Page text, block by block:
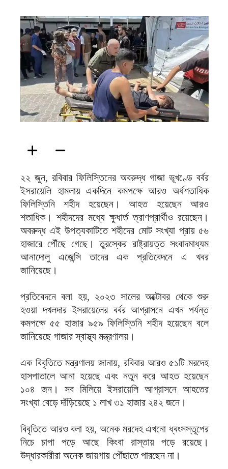
২২ জুন, রবিবার ফিলিস্তিনের অবরুদ্ধ গাজা ভূখণ্ডে বর্বর
ইসরায়েলি হামলায় একদিনে কমপক্ষে আরও অর্ধশতাধিক
ফিলিস্তিনি শহীদ হয়েছেন। আহত হয়েছেন আরও
শতাধিক। শহীদদের মধ্যে ক্ষুধার্ত ত্রাণপ্রার্থীও রয়েছেন।
অবরুদ্ধ এই উপত্যকাটিতে শহীদের মোট সংখ্যা প্রায় ৫৬
হাজারে পৌঁছে গেছে। তুরস্কের রাষ্ট্রায়ত্ত সংবাদমাধ্যম
আনাদোলু এজেন্সি তাদের এক প্রতিবেদনে এ খবর
জানিয়েছে।
প্রতিবেদনে বলা হয়, ২০২৩ সালের অক্টোবর থেকে শুরু
হওয়া দখলদার ইসরায়েলের বর্বর আগ্রাসনে এখন পর্যন্ত
কমপক্ষে ৫৫ হাজার ৯৫৯ ফিলিস্তিনি শহীদ হয়েছেন বলে
জানিয়েছে গাজার স্বাস্থ্য মন্ত্রণালয়।
এক বিবৃতিতে মন্ত্রণালয় জানায়, রবিবার আরও ৫১টি মরদেহ
হাসপাতালে আনা হয়েছে এবং নতুন করে আহত হয়েছেন
১০৪ জন। সব মিলিয়ে ইসরায়েলি আগ্রাসনে আহতের
সংখ্যা বেড়ে দাঁড়িয়েছে ১ লাখ ৩১ হাজার ২৪২ জনে।
বিবৃতিতে আরও বলা হয়, অনেক মরদেহ এখনো ধ্বংসস্তূপের
নিচে চাপা পড়ে আছে কিংবা রাস্তায় পড়ে রয়েছে।
উদ্ধারকারীরা অনেক জায়গায় পৌঁছাতে পারছেন না।